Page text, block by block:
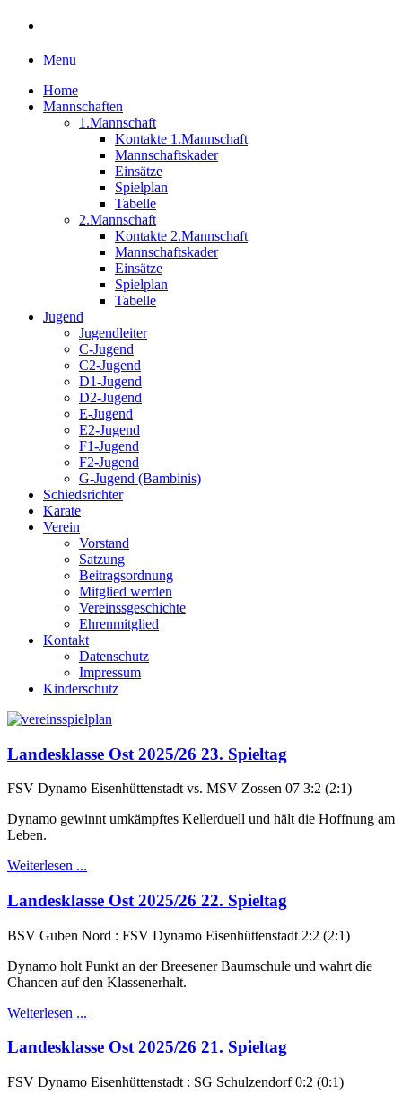
Menu
Home
Mannschaften
1.Mannschaft
Kontakte 1.Mannschaft
Mannschaftskader
Einsätze
Spielplan
Tabelle
2.Mannschaft
Kontakte 2.Mannschaft
Mannschaftskader
Einsätze
Spielplan
Tabelle
Jugend
Jugendleiter
C-Jugend
C2-Jugend
D1-Jugend
D2-Jugend
E-Jugend
E2-Jugend
F1-Jugend
F2-Jugend
G-Jugend (Bambinis)
Schiedsrichter
Karate
Verein
Vorstand
Satzung
Beitragsordnung
Mitglied werden
Vereinssgeschichte
Ehrenmitglied
Kontakt
Datenschutz
Impressum
Kinderschutz
Landesklasse Ost 2025/26 23. Spieltag
FSV Dynamo Eisenhüttenstadt vs. MSV Zossen 07 3:2 (2:1)
Dynamo gewinnt umkämpftes Kellerduell und hält die Hoffnung am
Leben.
Weiterlesen ...
Landesklasse Ost 2025/26 22. Spieltag
BSV Guben Nord : FSV Dynamo Eisenhüttenstadt 2:2 (2:1)
Dynamo holt Punkt an der Breesener Baumschule und wahrt die
Chancen auf den Klassenerhalt.
Weiterlesen ...
Landesklasse Ost 2025/26 21. Spieltag
FSV Dynamo Eisenhüttenstadt : SG Schulzendorf 0:2 (0:1)